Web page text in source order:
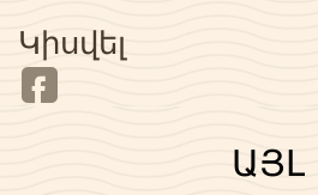
Կիսվել
ԱՅԼ